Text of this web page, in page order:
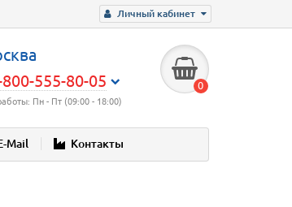
Личный кабинет
800-555-80-05
Пн - Пт (09:00 - 18:00)
0
Mail Контакты